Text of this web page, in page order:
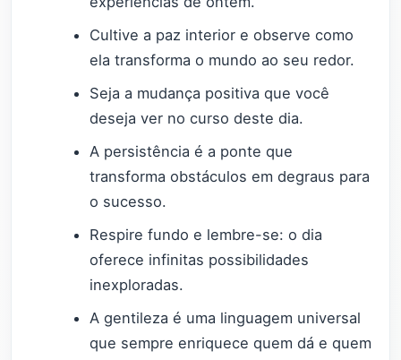
Cultive a paz interior e observe como
ela transforma o mundo ao seu redor.
Seja a mudança positiva que você
deseja ver no curso deste dia.
A persistência é a ponte que
transforma obstáculos em degraus para
o sucesso.
Respire fundo e lembre-se: o dia
oferece infinitas possibilidades
inexploradas.
A gentileza é uma linguagem universal
que sempre enriquece quem dá e quem